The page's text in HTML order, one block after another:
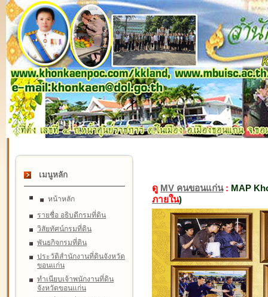
เมนูหลัก
หน้าหลัก
รายชื่อ อธิบดีกรมที่ดิน
วิสัยทัศน์กรมที่ดิน
พันธกิจกรมที่ดิน
ประวัติสำนักงานที่ดินจังหวัด
ขอนแก่น
ทำเนียบเจ้าพนักงานที่ดิน
จังหวัดขอนแก่น
ดู MV คนขอนแก่น: MAP
ภายใน)